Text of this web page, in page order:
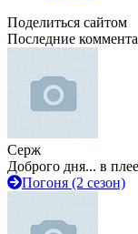
Поделиться сайтом
Последние
Серж
Доброго дня... в
Погоня (2 сезон)